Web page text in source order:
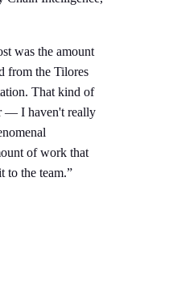
was the amount
from the Tilores
That kind of
— I haven't really
of work that
to the team.”